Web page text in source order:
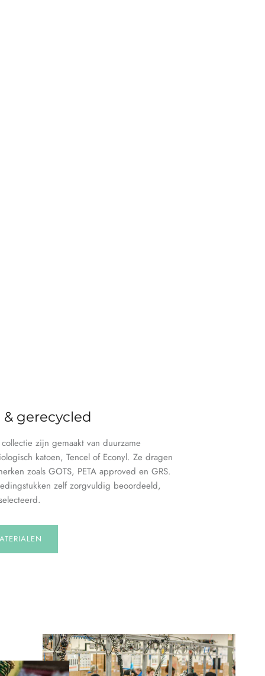
gerecycled
zijn gemaakt van duurzame
katoen, Tencel of Econyl. Ze dragen
zoals GOTS, PETA approved en GRS.
zelf zorgvuldig beoordeeld,